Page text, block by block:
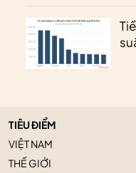
TIÊU ĐIỂM
VIỆT NAM
THẾ GIỚI